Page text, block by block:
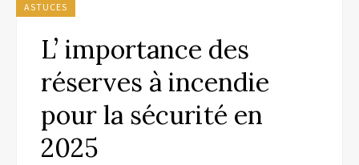
ASTUCES
L’ importance des
réserves à incendie
pour la sécurité en
2025